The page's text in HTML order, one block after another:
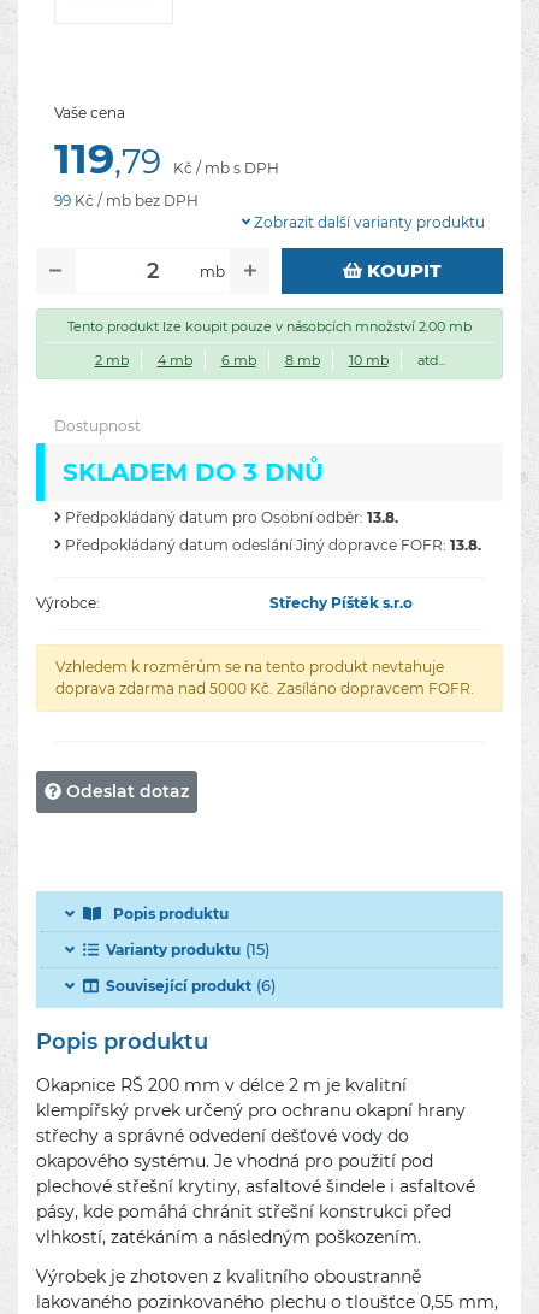
Vaše cena
119,79
Kč / mb s DPH
99 Kč / mb bez DPH
Zobrazit další varianty produktu
mb KOUPIT
Tento produkt lze koupit pouze v násobcích množství 2.00 mb
2 mb
4 mb 6 mb 8 mb 10 mb atd...
Dostupnost
SKLADEM DO 3 DNŮ
Předpokládaný datum pro Osobní odběr: 13.8.
Předpokládaný datum odeslání Jiný dopravce FOFR: 13.8.
Výrobce: Střechy Píštěk s.r.o
Vzhledem k rozměrům se na tento produkt nevtahuje
doprava zdarma nad 5000 Kč. Zasíláno dopravcem FOFR.
Odeslat dotaz
Popis produktu
Varianty produktu (15)
Související produkt (6)
Popis produktu
Okapnice RŠ 200 mm v délce 2 m je kvalitní
klempířský prvek určený pro ochranu okapní hrany
střechy a správné odvedení dešťové vody do
okapového systému. Je vhodná pro použití pod
plechové střešní krytiny, asfaltové šindele i asfaltové
pásy, kde pomáhá chránit střešní konstrukci před
vlhkostí, zatékáním a následným poškozením.
Výrobek je zhotoven z kvalitního oboustranně
lakovaného pozinkovaného plechu o tloušťce 0,55 mm,